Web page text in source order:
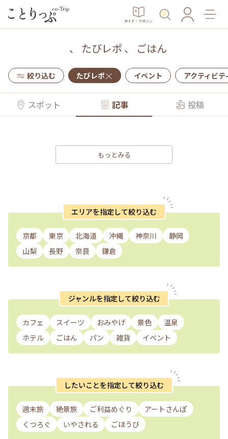
ガイド・マガジン
、 たびレポ 、 ごはん
絞り込む たびレポ イベント アクティビテ
スポット 記事 投稿
もっとみる
エリアを指定して絞り込む
京都 東京 北海道 沖縄 神奈川
静岡
山梨
長野 奈良 鎌倉
ジャンルを指定して絞り込む
カフェ スイーツ おみやげ 景色
温泉
ホテル
ごはん パン 雑貨 イベント
したいことを指定して絞り込む
週末旅 絶景旅 ご利益めぐり
アートさんぽ
くつろぐ
いやされる ごほうび